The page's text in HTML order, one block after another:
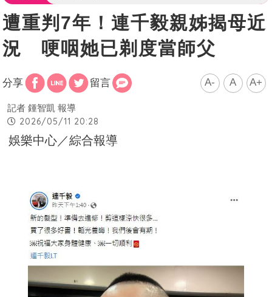
遭重判7年！連千毅親姊揭母近
況 哽咽她已剃度當師父
分享 留言 A- A A+
記者 鍾智凱 報導
2026/05/11 20:28
娛樂中心／綜合報導